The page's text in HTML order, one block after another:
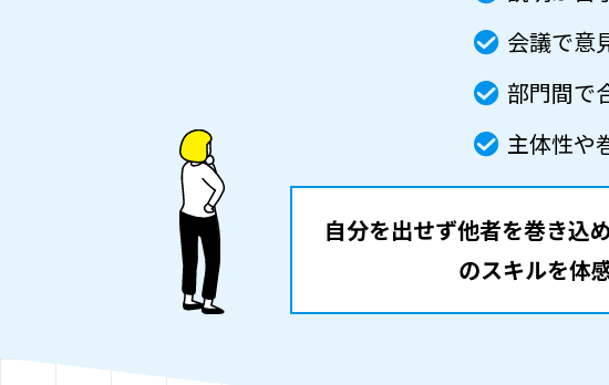
会議で意
部門間で
主体性や
自分を出せず他者を巻き
のスキルを体